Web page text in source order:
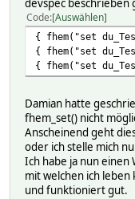
devspec beschrieben
Code Auswählen
{ fhem("set
{ fhem("set
{ fhem("set
Damian hatte
fhem_set() nicht
Anscheinend geht
oder ich stelle mich
Ich habe ja nun einen
mit welchen ich leben
und funktioniert gut.